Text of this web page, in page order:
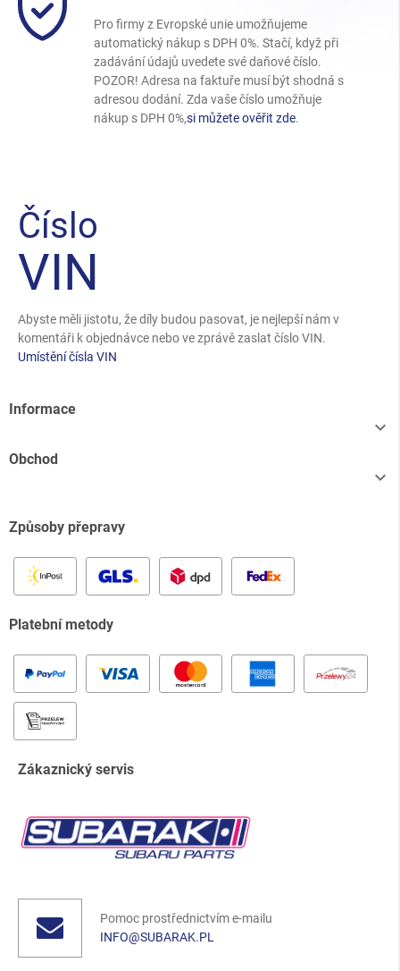
Pro firmy z Evropské unie umožňujeme
automatický nákup s DPH 0%. Stačí, když při
zadávání údajů uvedete své daňové číslo.
POZOR! Adresa na faktuře musí být shodná s
adresou dodání. Zda vaše číslo umožňuje
nákup s DPH 0%,si můžete ověřit zde.
Číslo
VIN
Abyste měli jistotu, že díly budou pasovat, je nejlepší nám v
komentáři k objednávce nebo ve zprávě zaslat číslo VIN.
Umístění čísla VIN
Informace

Obchod

Způsoby přepravy
Platební metody
Zákaznický servis
Pomoc prostřednictvím e-mailu
INFO@SUBARAK.PL